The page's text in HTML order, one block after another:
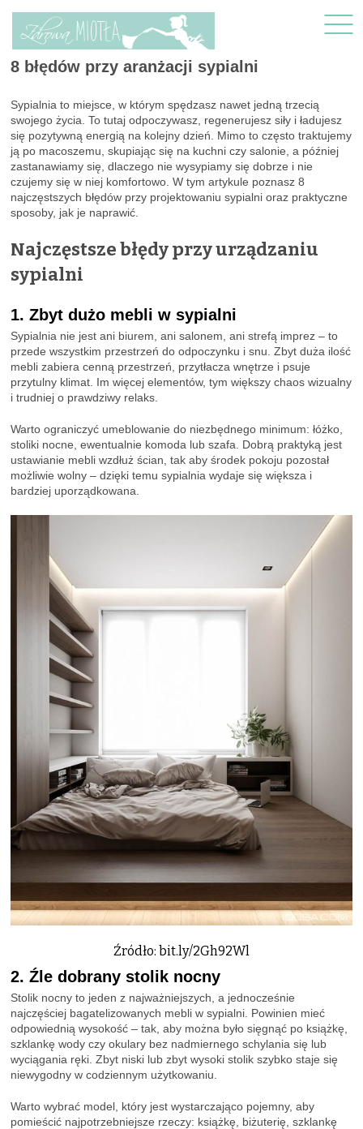
8 błędów przy aranżacji sypialni
Sypialnia to miejsce, w którym spędzasz nawet jedną trzecią
swojego życia. To tutaj odpoczywasz, regenerujesz siły i ładujesz
się pozytywną energią na kolejny dzień. Mimo to często traktujemy
ją po macoszemu, skupiając się na kuchni czy salonie, a później
zastanawiamy się, dlaczego nie wysypiamy się dobrze i nie
czujemy się w niej komfortowo. W tym artykule poznasz 8
najczęstszych błędów przy projektowaniu sypialni oraz praktyczne
sposoby, jak je naprawić.
Najczęstsze błędy przy urządzaniu
sypialni
1. Zbyt dużo mebli w sypialni
Sypialnia nie jest ani biurem, ani salonem, ani strefą imprez – to
przede wszystkim przestrzeń do odpoczynku i snu. Zbyt duża ilość
mebli zabiera cenną przestrzeń, przytłacza wnętrze i psuje
przytulny klimat. Im więcej elementów, tym większy chaos wizualny
i trudniej o prawdziwy relaks.
Warto ograniczyć umeblowanie do niezbędnego minimum: łóżko,
stoliki nocne, ewentualnie komoda lub szafa. Dobrą praktyką jest
ustawianie mebli wzdłuż ścian, tak aby środek pokoju pozostał
możliwie wolny – dzięki temu sypialnia wydaje się większa i
bardziej uporządkowana.
Źródło: bit.ly/2Gh92Wl
2. Źle dobrany stolik nocny
Stolik nocny to jeden z najważniejszych, a jednocześnie
najczęściej bagatelizowanych mebli w sypialni. Powinien mieć
odpowiednią wysokość – tak, aby można było sięgnąć po książkę,
szklankę wody czy okulary bez nadmiernego schylania się lub
wyciągania ręki. Zbyt niski lub zbyt wysoki stolik szybko staje się
niewygodny w codziennym użytkowaniu.
Warto wybrać model, który jest wystarczająco pojemny, aby
pomieścić najpotrzebniejsze rzeczy: książkę, biżuterię, szklankę